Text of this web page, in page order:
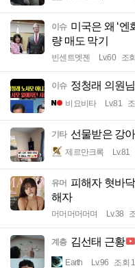
이슈 미국은 왜 ‘
량 매도 막기
빈센트멧젠 Lv.60 조
이슈 정청래 의원
비요비타 Lv.81
기타 선물받은 강아
제르만크록 Lv.81
유머 피해자 혓바
해자
머머머머머며 Lv.38
계층 김선태 근황
Earth Lv.96 조회